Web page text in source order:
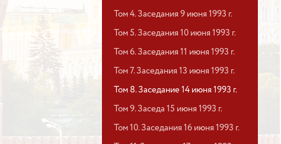
Том 4. Заседания 9 июня 1993 г.
Том 5. Заседания 10 июня 1993 г.
Том 6. Заседания 11 июня 1993 г.
Том 7. Заседания 13 июня 1993 г.
Том 8. Заседание 14 июня 1993 г.
Том 9. Заседа 15 июня 1993 г.
Том 10. Заседания 16 июня 1993 г.